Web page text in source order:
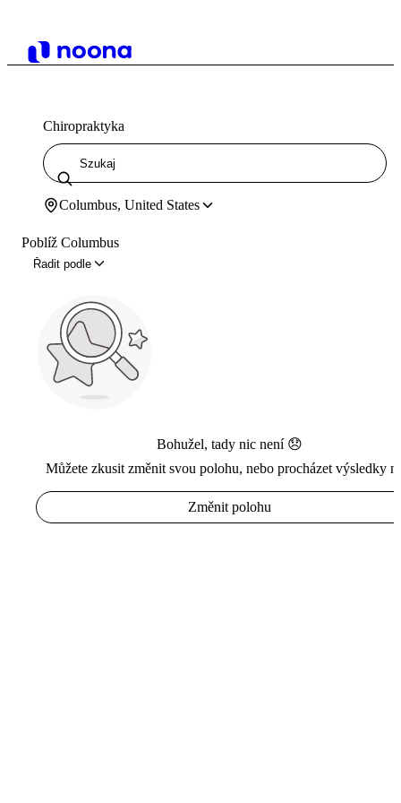
Chiropraktyka
Columbus, United States
Poblíž Columbus
Řadit podle
Bohužel, tady nic není 😞
Můžete zkusit změnit svou polohu, nebo procházet výsledky
Změnit polohu